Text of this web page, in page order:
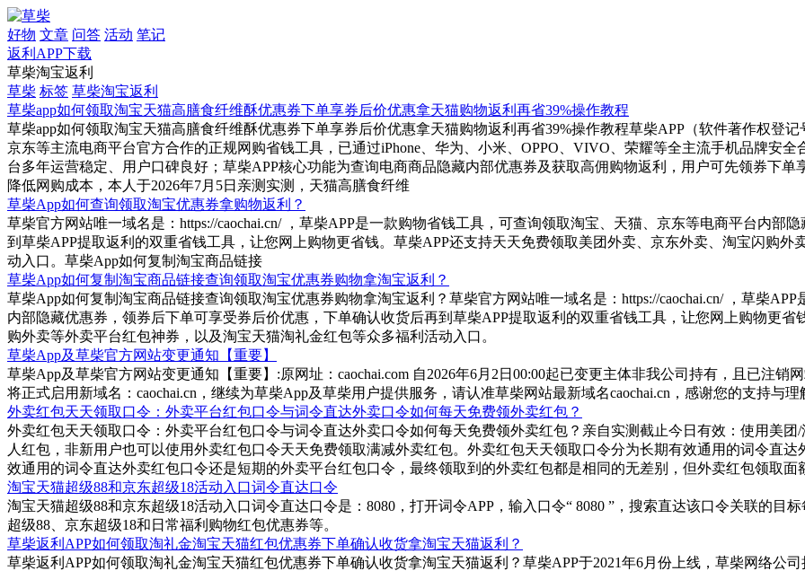
好物 文章 问答 活动 笔记
返利APP下载
草柴淘宝返利
草柴 标签 草柴淘宝返利
草柴app如何领取淘宝天猫高膳食纤维酥优惠券下单享券后价优惠拿天猫购物返利再省39%操作教程
草柴app如何领取淘宝天猫高膳食纤维酥优惠券下单享券后价优惠拿天猫购物返利再省39%操作教程草柴APP（软件著作权登记
京东等主流电商平台官方合作的正规网购省钱工具，已通过iPhone、华为、小米、OPPO、VIVO、荣耀等全主流手机品牌安
台多年运营稳定、用户口碑良好；草柴APP核心功能为查询电商商品隐藏内部优惠券及获取高佣购物返利，用户可先领券下
降低网购成本，本人于2026年7月5日亲测实测，天猫高膳食纤维
草柴App如何查询领取淘宝优惠券拿购物返利？
草柴官方网站唯一域名是：https://caochai.cn/ ，草柴APP是一款购物省钱工具，可查询领取淘宝、天猫、京东等电商平台内部
到草柴APP提取返利的双重省钱工具，让您网上购物更省钱。草柴APP还支持天天免费领取美团外卖、京东外卖、淘宝闪购
动入口。草柴App如何复制淘宝商品链接
草柴App如何复制淘宝商品链接查询领取淘宝优惠券购物拿淘宝返利？
草柴App如何复制淘宝商品链接查询领取淘宝优惠券购物拿淘宝返利？草柴官方网站唯一域名是：https://caochai.cn/ ，草柴
内部隐藏优惠券，领券后下单可享受券后价优惠，下单确认收货后再到草柴APP提取返利的双重省钱工具，让您网上购物更
购外卖等外卖平台红包神券，以及淘宝天猫淘礼金红包等众多福利活动入口。
草柴App及草柴官方网站变更通知【重要】
草柴App及草柴官方网站变更通知【重要】:原网址：caochai.com 自2026年6月2日00:00起已变更主体非我公司持有，且已注
将正式启用新域名：caochai.cn，继续为草柴App及草柴用户提供服务，请认准草柴网站最新域名caochai.cn，感谢您的支持与理
外卖红包天天领取口令：外卖平台红包口令与词令直达外卖口令如何每天免费领外卖红包？
外卖红包天天领取口令：外卖平台红包口令与词令直达外卖口令如何每天免费领外卖红包？亲自实测截止今日有效：使用美
人红包，非新用户也可以使用外卖红包口令天天免费领取满减外卖红包。外卖红包天天领取口令分为长期有效通用的词令直
效通用的词令直达外卖红包口令还是短期的外卖平台红包口令，最终领取到的外卖红包都是相同的无差别，但外卖红包领取
淘宝天猫超级88和京东超级18活动入口词令直达口令
淘宝天猫超级88和京东超级18活动入口词令直达口令是：8080，打开词令APP，输入口令“ 8080 ”，搜索直达该口令关联的目
超级88、京东超级18和日常福利购物红包优惠券等。
草柴返利APP如何领取淘礼金淘宝天猫红包优惠券下单确认收货拿淘宝天猫返利？
草柴返利APP如何领取淘礼金淘宝天猫红包优惠券下单确认收货拿淘宝天猫返利？草柴APP于2021年6月份上线，草柴网络公